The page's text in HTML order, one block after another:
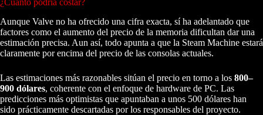
¿Cuánto podría costar?
Aunque Valve no ha ofrecido una cifra exacta, sí ha adelantado que
factores como el aumento del precio de la memoria dificultan dar una
estimación precisa. Aun así, todo apunta a que la Steam Machine estará
claramente por encima del precio de las consolas actuales.
Las estimaciones más razonables sitúan el precio en torno a los 800–
900 dólares, coherente con el enfoque de hardware de PC. Las
predicciones más optimistas que apuntaban a unos 500 dólares han
sido prácticamente descartadas por los responsables del proyecto.